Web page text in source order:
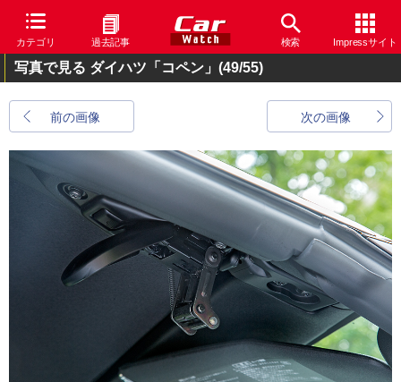
カテゴリ 過去記事 検索 Impressサイト
写真で見る ダイハツ「コペン」 (49/55)
前の画像 次の画像